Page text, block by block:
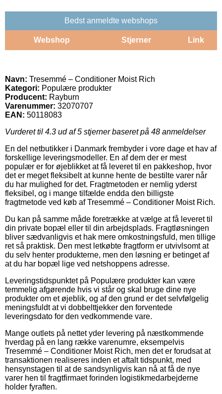
Bedst anmeldte webshops
Webshop Stjerner Link
Navn: Tresemmé – Conditioner Moist Rich
Kategori: Populære produkter
Producent: Rayburn
Varenummer: 32070707
EAN: 50118083
Vurderet til 4.3 ud af 5 stjerner baseret på 48 anmeldelser
En del netbutikker i Danmark frembyder i vore dage et hav af
forskellige leveringsmodeller. En af dem der er mest
populær er for øjeblikket at få leveret til en pakkeshop, hvor
det er meget fleksibelt at kunne hente de bestilte varer når
du har mulighed for det. Fragtmetoden er nemlig yderst
fleksibel, og i mange tilfælde endda den billigste
fragtmetode ved køb af Tresemmé – Conditioner Moist Rich.
Du kan på samme måde foretrække at vælge at få leveret til
din private bopæl eller til din arbejdsplads. Fragtløsningen
bliver sædvanligvis et hak mere omkostningsfuld, men tillige
ret så praktisk. Den mest letkøbte fragtform er utvivlsomt at
du selv henter produkterne, men den løsning er betinget af
at du har bopæl lige ved netshoppens adresse.
Leveringstidspunktet på Populære produkter kan være
temmelig afgørende hvis vi står og skal bruge dine nye
produkter om et øjeblik, og af den grund er det selvfølgelig
meningsfuldt at vi dobbelttjekker den forventede
leveringsdato for den vedkommende vare.
Mange outlets på nettet yder levering på næstkommende
hverdag på en lang række varenumre, eksempelvis
Tresemmé – Conditioner Moist Rich, men det er forudsat at
transaktionen realiseres inden et aftalt tidspunkt, med
hensynstagen til at de sandsynligvis kan nå at få de nye
varer hen til fragtfirmaet forinden logistikmedarbejderne
holder fyraften.